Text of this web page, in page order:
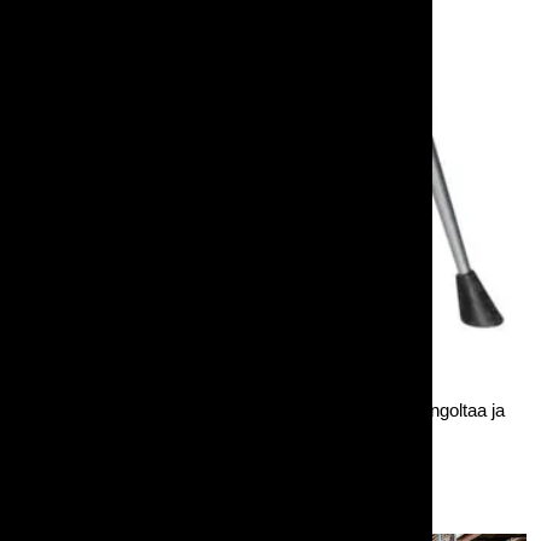
Armstrong-baarijakkara on istuinosaltaan musta ja rungoltaa ja